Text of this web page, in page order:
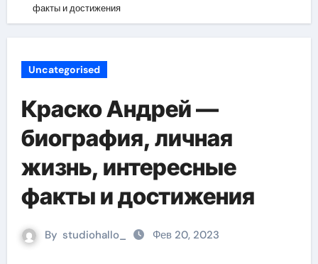
факты и достижения
Uncategorised
Краско Андрей —
биография, личная
жизнь, интересные
факты и достижения
By studiohallo_ Фев 20, 2023